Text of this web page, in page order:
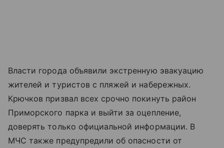
Власти города объявили экстренную эвакуацию
жителей и туристов с пляжей и набережных.
Крючков призвал всех срочно покинуть район
Приморского парка и выйти за оцепление,
доверять только официальной информации. В
МЧС также предупредили об опасности от